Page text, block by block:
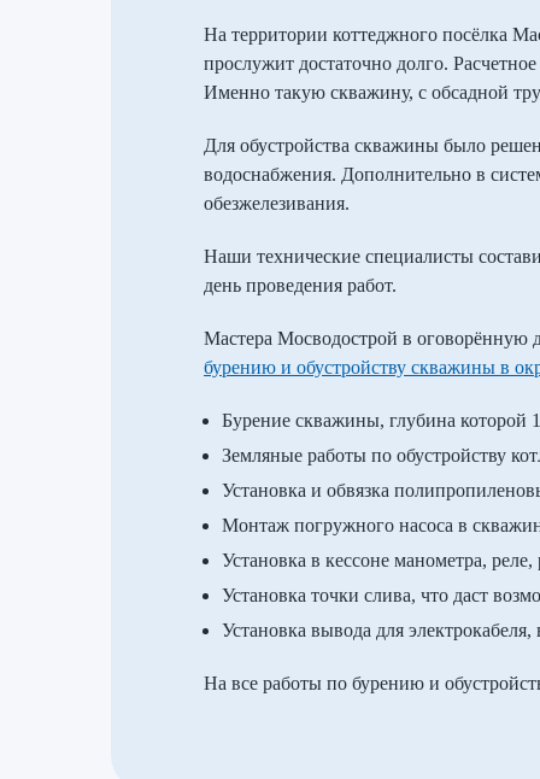
На территории коттеджного посёлка
прослужит достаточно долго.
Именно такую скважину, с обсадной
Для обустройства скважины было
водоснабжения. Дополнительно в
обезжелезивания.
Наши технические специалисты
день проведения работ.
Мастера Мосводострой в оговорённую
бурению и обустройству скважины в
Бурение скважины, глубина которой
Земляные работы по обустройству
Установка и обвязка
Монтаж погружного насоса в
Установка в кессоне манометра,
Установка точки слива, что даст
Установка вывода для
На все работы по бурению и